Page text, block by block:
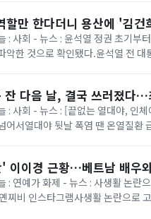
할만 한다더니 용산에 '김
: 사회 - 뉴스 : 윤석열 정권 초기부
악한 것으로 확인됐다.윤석열 전
잔 다음 날, 결국 쓰러졌다
: 사회 - 뉴스 : [끝없는 열대야, 인
어서열대야 뒷날 폭염 땐 온열질
이이경 근황…베트남 배우
: 연예가 화제 - 뉴스 : 사생활 논란
찌비 인스타그램사생활 논란으로